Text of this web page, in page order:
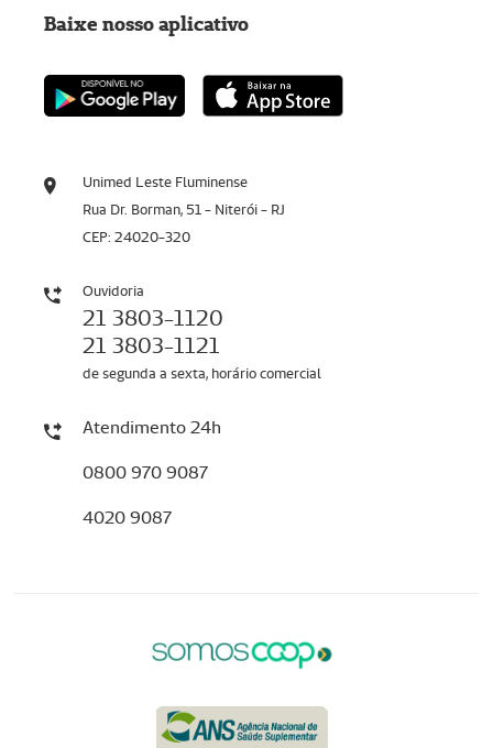
Unimed Leste Fluminense
Rua Dr. Borman, 51 - Niterói - RJ
CEP: 24020-320
Ouvidoria
21 3803-1120
21 3803-1121
de segunda a sexta, horário comercial
Atendimento 24h
0800 970 9087
4020 9087
Baixe nosso aplicativo